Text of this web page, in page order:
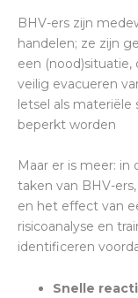
BHV-ers zijn
handelen; ze zijn
een
veilig evacueren
letsel als
beperkt worden
Maar er is meer:
taken van BHV-
en het effect van
risicoanalyse en
identificeren
Snelle